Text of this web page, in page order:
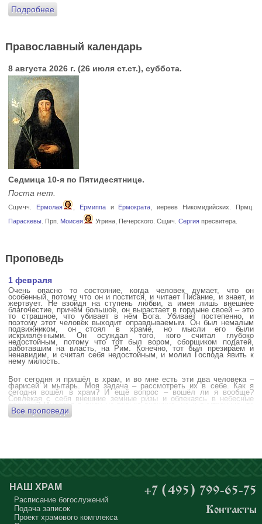
Подробнее
Православный календарь
8 августа 2026 г. (26 июля ст.ст.), суббота.
Седмица 10-я по Пятидесятнице.
Поста нет.
Сщмчч. Ермолая Ермиппаи Ермократа , иереев Никомидийских. Прмц.
Параскевы. Прп. Моисея Угрина, Печерского. Сщмч. Сергияпресвитера.
Проповедь
1 февраля
Очень опасно то состояние, когда человек думает, что он
особенный, потому что он и постится, и читает Писание, и знает, и
жертвует. Не взойдя на ступень любви, а имея лишь внешнее
благочестие, причём большое, он вырастает в гордыне своей – это
то страшное, что убивает в нём Бога. Убивает постепенно, и
поэтому этот человек выходит оправдываемым. Он был немалым
подвижником, он стоял в храме, но мысли его были
искривлёнными. Он осуждал того, кого считал глубоко
недостойным, потому что тот был вором, сборщиком податей,
работавшим на власть, на Рим. Конечно, тот был презираем и
ненавидим, и считал себя недостойным, и молил Господа явить к
нему милость.
Вот сегодня я пришёл в храм, и во мне есть эти два человека –
фарисей и мытарь. Моя задача – рассмотреть их в себе. Как я
сегодня вошёл в храм? И ещё вопрос – вошёл ли я вообще?
Совлекая с себя внешние земные ризы и облекаясь в небесные
одежды? Имеется в виду не только внешние, но и внутренние, то
есть помыслы.
сердца?
Бог открыл помыслы людей, стоящих в храме, и он ужаснулся
тому, что никто из них не молится – ни один человек, кроме одного
мальчика. Мысли у людей о чём угодно: о работе, о молодой жене
или возлюбленной, о детях, о долгах, о футбольном матче, о
путешествиях, о скором отпуске, о билетах, о машине, об одежде, о
том, что будет после службы, где я буду обедать, куда пойду, что
Все проповеди
НАШ ХРАМ
Расписание богослужений
Подача записок
Проект храмового комплекса
+7 (495) 799-65-75
Контакты